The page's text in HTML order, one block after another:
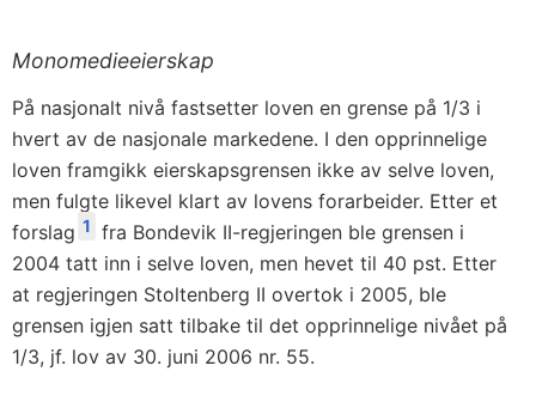
Monomedieeierskap
På nasjonalt nivå fastsetter loven en grense på 1/3 i
hvert av de nasjonale markedene. I den opprinnelige
loven framgikk eierskapsgrensen ikke av selve loven,
men fulgte likevel klart av lovens forarbeider. Etter et
forslag 1 fra Bondevik II-regjeringen ble grensen i
2004 tatt inn i selve loven, men hevet til 40 pst. Etter
at regjeringen Stoltenberg II overtok i 2005, ble
grensen igjen satt tilbake til det opprinnelige nivået på
1/3, jf. lov av 30. juni 2006 nr. 55.